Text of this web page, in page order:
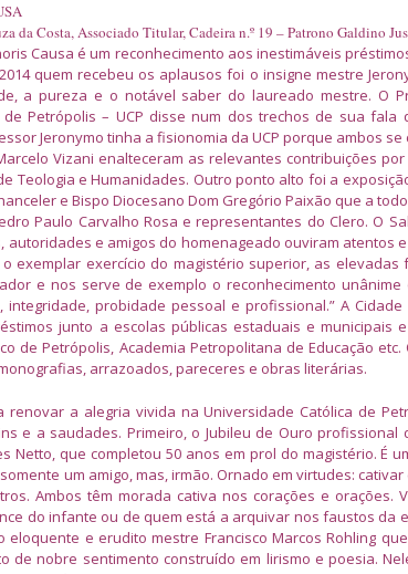
da Costa, Associado Titular, Cadeira n.º 19 – Patrono Galdino
Causa é um reconhecimento aos inestimáveis
quem recebeu os aplausos foi o insigne mestre
a pureza e o notável saber do laureado mestre. O
de Petrópolis – UCP disse num dos trechos de sua
Jeronymo tinha a fisionomia da UCP porque ambos
Vizani enalteceram as relevantes contribuições
Teologia e Humanidades. Outro ponto alto foi a
e Bispo Diocesano Dom Gregório Paixão que a
Paulo Carvalho Rosa e representantes do Clero. O
e amigos do homenageado ouviram atentos
exemplar exercício do magistério superior, as
e nos serve de exemplo o reconhecimento
integridade, probidade pessoal e profissional.” A
junto a escolas públicas estaduais e municipais
de Petrópolis, Academia Petropolitana de Educação
arrazoados, pareceres e obras literárias.
a alegria vivida na Universidade Católica de
e a saudades. Primeiro, o Jubileu de Ouro
Netto, que completou 50 anos em prol do magistério.
um amigo, mas, irmão. Ornado em virtudes:
Ambos têm morada cativa nos corações e
do infante ou de quem está a arquivar nos faustos da
eloquente e erudito mestre Francisco Marcos Rohling
de nobre sentimento construído em lirismo e poesia.